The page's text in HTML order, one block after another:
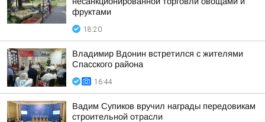
фруктами
18:20
Владимир Вдонин встретился с жителями
Спасского района
16:44
Вадим Супиков вручил награды передовикам
строительной отрасли